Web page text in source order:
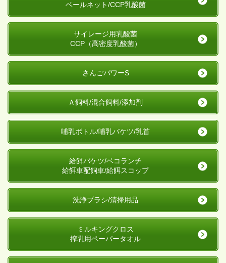
ベールネット/CCP乳酸菌
サイレージ用乳酸菌
CCP（高密度乳酸菌）
さんごパワーS
Ａ飼料/混合飼料/添加剤
哺乳ボトル/哺乳バケツ/乳首
給餌バケツ/ベコランチ
給餌車配飼車/給餌スコップ
洗浄ブラシ/清掃用品
ミルキングクロス
搾乳用ペーパータオル